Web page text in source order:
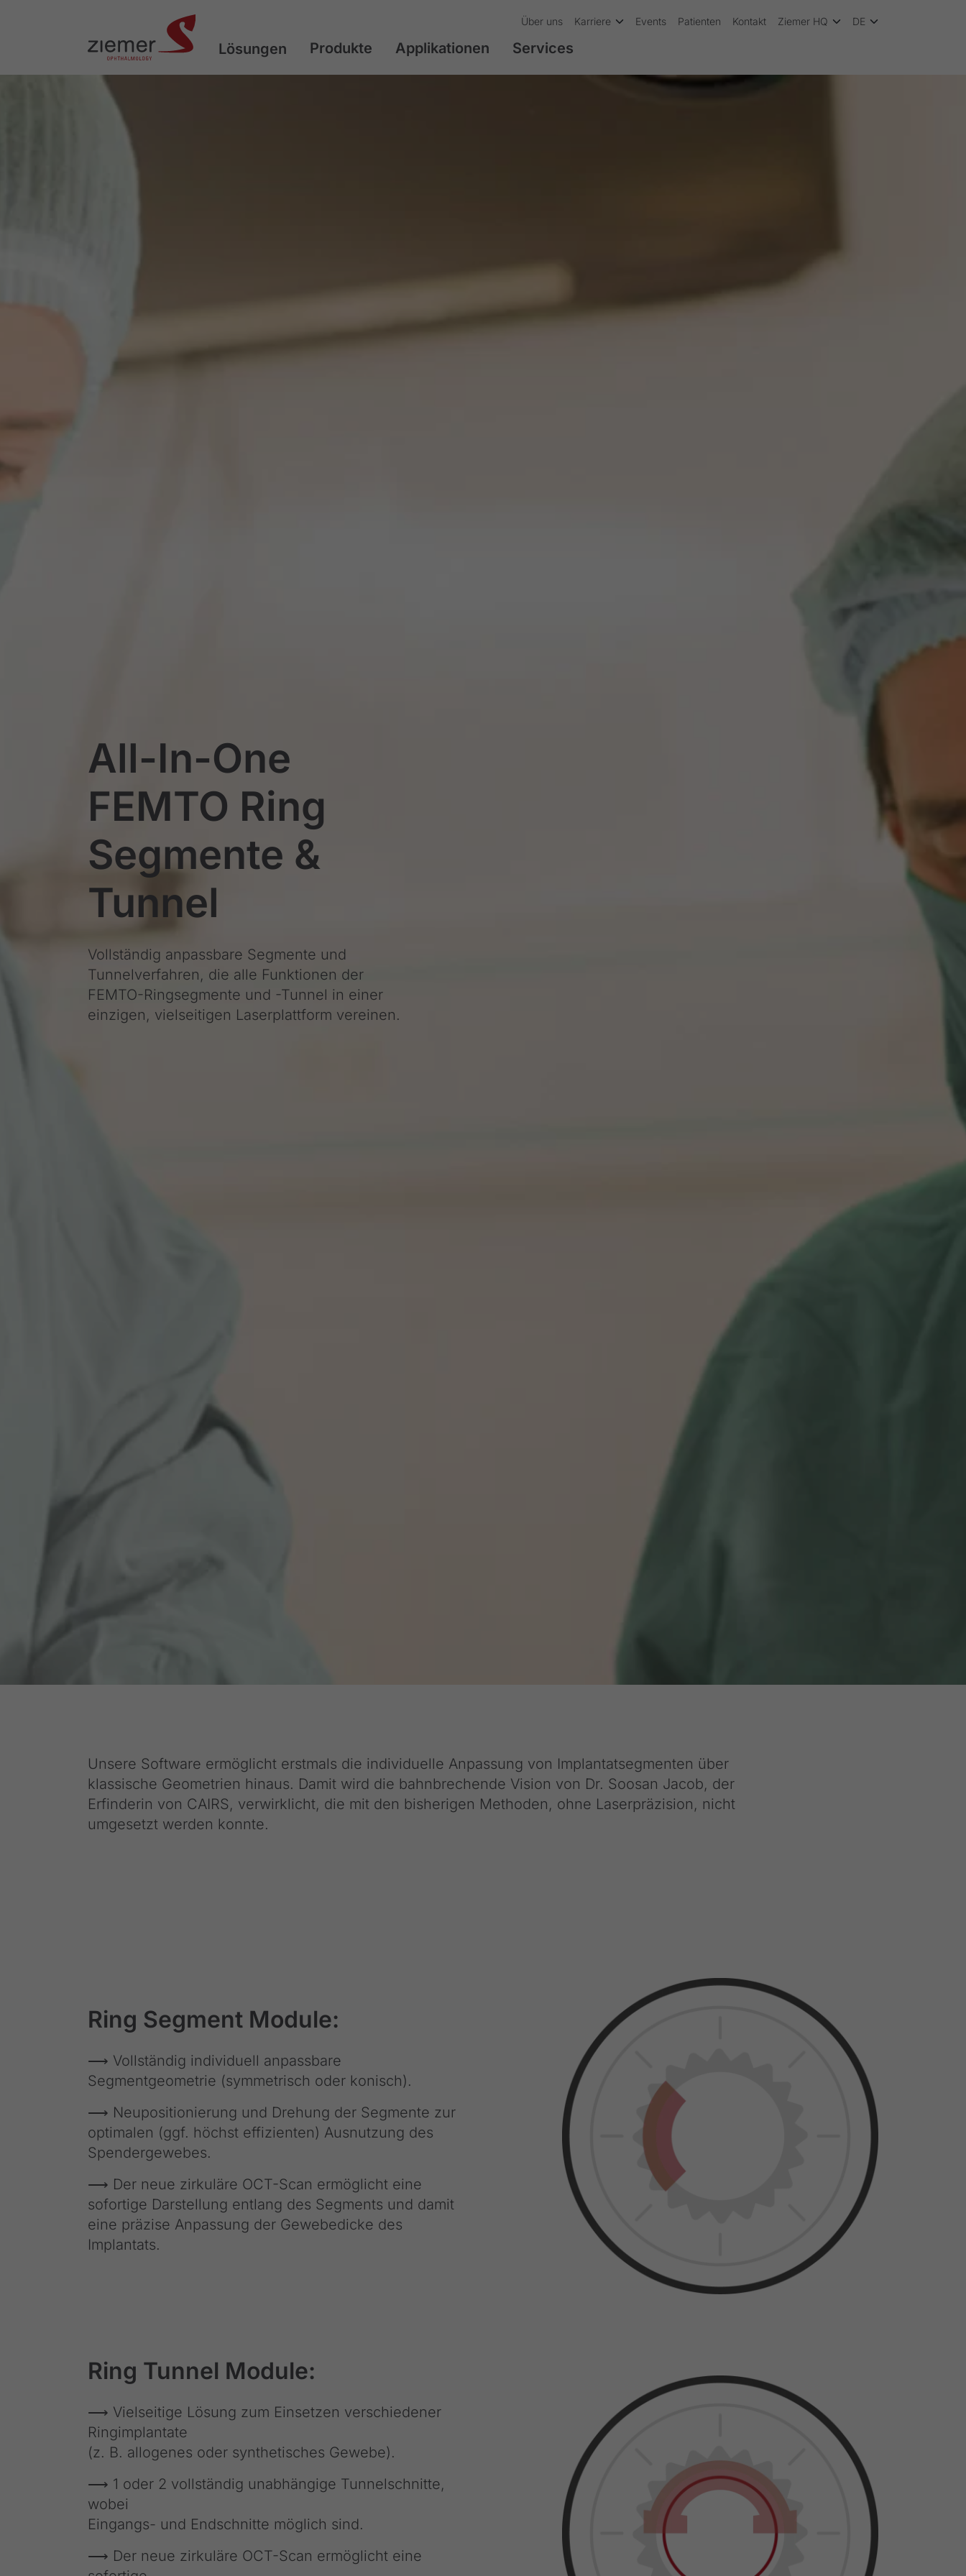
Über uns Karriere Events Patienten Kontakt Ziemer HQ DE
Lösungen Produkte Applikationen Services
All-In-One
FEMTO Ring
Segmente &
Tunnel
Vollständig anpassbare Segmente und
Tunnelverfahren, die alle Funktionen der
FEMTO-Ringsegmente und -Tunnel in einer
einzigen, vielseitigen Laserplattform vereinen.
Unsere Software ermöglicht erstmals die individuelle Anpassung von Implantatsegmenten über
klassische Geometrien hinaus. Damit wird die bahnbrechende Vision von Dr. Soosan Jacob, der
Erfinderin von CAIRS, verwirklicht, die mit den bisherigen Methoden, ohne Laserpräzision, nicht
umgesetzt werden konnte.
Ring Segment Module:
⟶ Vollständig individuell anpassbare
Segmentgeometrie (symmetrisch oder konisch).
⟶ Neupositionierung und Drehung der Segmente zur
optimalen (ggf. höchst effizienten) Ausnutzung des
Spendergewebes.
⟶ Der neue zirkuläre OCT-Scan ermöglicht eine
sofortige Darstellung entlang des Segments und damit
eine präzise Anpassung der Gewebedicke des
Implantats.
Ring Tunnel Module:
⟶ Vielseitige Lösung zum Einsetzen verschiedener
Ringimplantate
(z. B. allogenes oder synthetisches Gewebe).
⟶ 1 oder 2 vollständig unabhängige Tunnelschnitte,
wobei
Eingangs- und Endschnitte möglich sind.
⟶ Der neue zirkuläre OCT-Scan ermöglicht eine